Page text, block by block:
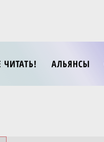
ЧИТАТЬ! АЛЬЯНСЫ